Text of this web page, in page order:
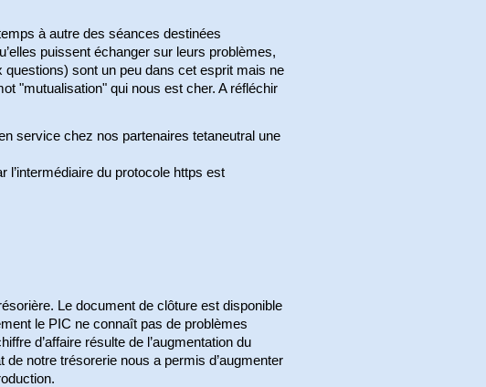
à autre des séances destinées
puissent échanger sur leurs problèmes,
sont un peu dans cet esprit mais ne
"mutualisation" qui nous est cher. A réfléchir
service chez nos partenaires tetaneutral une
l’intermédiaire du protocole https est
Le document de clôture est disponible
le PIC ne connaît pas de problèmes
d’affaire résulte de l’augmentation du
de notre trésorerie nous a permis d’augmenter